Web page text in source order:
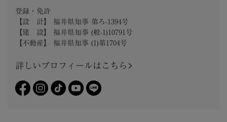
登録・免許
【設 計】 福井県知事 第ろ-1394号
【建 設】 福井県知事 (般-1)10791号
【不動産】 福井県知事 (1)第1704号
詳しいプロフィールはこちら